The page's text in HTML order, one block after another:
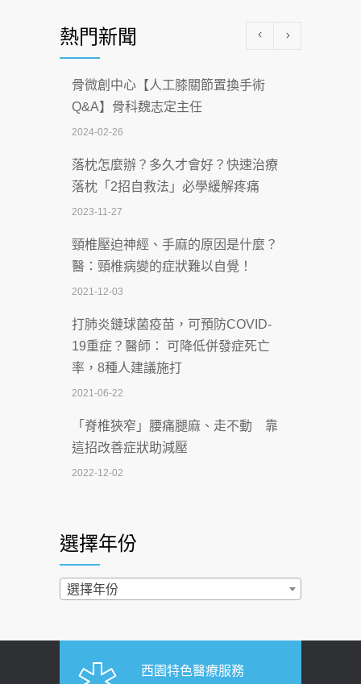
科能量
2026-07-08
沒菸酒也瀕臨洗腎？65歲男靠「這習
慣」逆轉腎功能 醫揭3招救命
2026-07-08
體溫飆破41度！醫連收兩例中暑病例：
致死率達8成
2026-07-07
深耕萬華55年 西園醫院回顧發展歷程與
智慧 醫療布局
2026-07-06
【115年臺北市「防癌保衛戰：健康好禮
一手刮」】 宣導
2026-07-02
2026-07-02
4連霸議員黃秋澤癌逝！食道癌為何奪命
西園醫院55周年 7／10捐血公益活動 邀
民眾熱血響應
2026-06-30
熱門新聞
骨微創中心【人工膝關節置換手術
Q&A】骨科魏志定主任
2024-02-26
落枕怎麼辦？多久才會好？快速治療
落枕「2招自救法」必學緩解疼痛
2023-11-27
頸椎壓迫神經、手麻的原因是什麼？
醫：頸椎病變的症狀難以自覺！
2021-12-03
打肺炎鏈球菌疫苗，可預防COVID-
19重症？醫師： 可降低併發症死亡
率，8種人建議施打
2021-06-22
「脊椎狹窄」腰痛腿麻、走不動 靠
這招改善症狀助減壓
2022-12-02
2022-02-17
過量維生素D和鈣恐罹癌? 醫師釋
「落枕」不要大力按脖子！ 1招「伸
選擇年份
選擇年份
西園特色醫療服務